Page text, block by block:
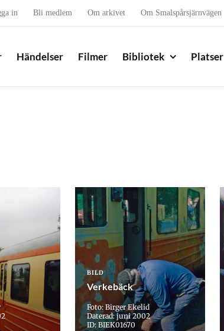
in Bli medlem Om arkivet Om Smalspårsjärnvägen
Händelser Filmer Bibliotek Platser
BILD
Verkebäck
Foto: Birger Ekelid
Daterad: juni 2002
ID: BIEK01670